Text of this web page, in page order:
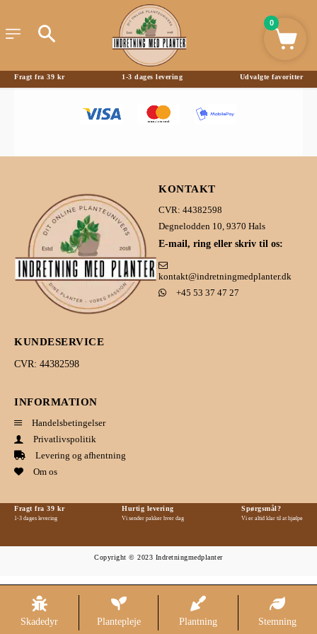
Fragt fra 39 kr 1-3 dages levering Udvalgte favoritter
KONTAKT
CVR: 44382598
Degnelodden 10, 9370 Hals
E-mail, ring eller skriv til os:
kontakt@indretningmedplanter.dk
+45 53 37 47 27
KUNDESERVICE
CVR: 44382598
INFORMATION
Handelsbetingelser
Privatlivspolitik
Levering og afhentning
Om os
Fragt fra 39 kr
1-3 dages levering
Hurtig levering
Vi sender pakker hver dag
Spørgsmål?
Vi er altid klar til at hjælpe
Copyright © 2023 Indretningmedplanter
0
Skadedyr Plantepleje Plantning Stemning